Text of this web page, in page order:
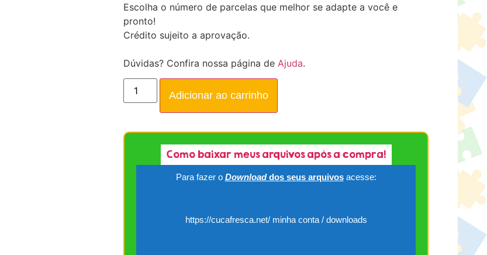
Escolha o número de parcelas que melhor se adapte a você e
pronto!
Crédito sujeito a aprovação.
Dúvidas? Confira nossa página de Ajuda.
Adicionar ao carrinho
Como baixar meus arquivos após a compra!
Para fazer o Downloaddos seus arquivos acesse:
https://cucafresca.net/ minha conta / downloads